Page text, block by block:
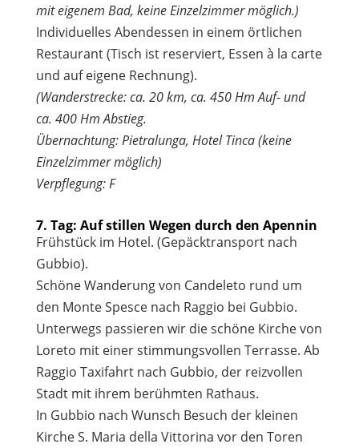
mit eigenem Bad, keine Einzelzimmer möglich.)
Individuelles Abendessen in einem örtlichen
Restaurant (Tisch ist reserviert, Essen à la carte
und auf eigene Rechnung).
(Wanderstrecke: ca. 20 km, ca. 450 Hm Auf- und
ca. 400 Hm Abstieg.
Übernachtung: Pietralunga, Hotel Tinca (keine
Einzelzimmer möglich)
Verpflegung: F
7. Tag: Auf stillen Wegen durch den Apennin
Frühstück im Hotel. (Gepäcktransport nach
Gubbio).
Schöne Wanderung von Candeleto rund um
den Monte Spesce nach Raggio bei Gubbio.
Unterwegs passieren wir die schöne Kirche von
Loreto mit einer stimmungsvollen Terrasse. Ab
Raggio Taxifahrt nach Gubbio, der reizvollen
Stadt mit ihrem berühmten Rathaus.
In Gubbio nach Wunsch Besuch der kleinen
Kirche S. Maria della Vittorina vor den Toren